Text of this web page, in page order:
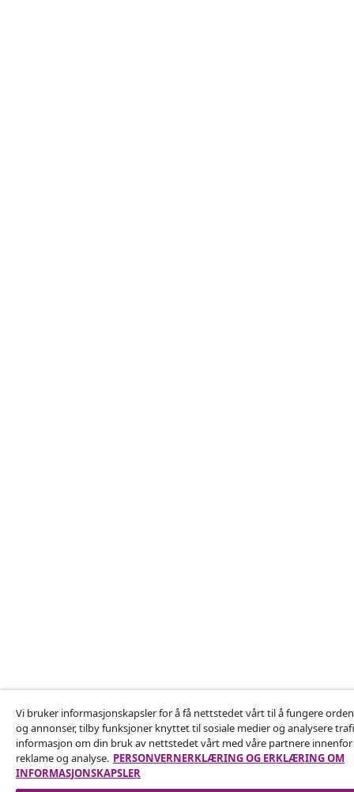
Vi bruker informasjonskapsler for å få nettstedet vårt til å fungere
og annonser, tilby funksjoner knyttet til sosiale medier og analysere
informasjon om din bruk av nettstedet vårt med våre partnere innenfor
reklame og analyse. PERSONVERNERKLÆRING OG ERKLÆRING OM
INFORMASJONSKAPSLER